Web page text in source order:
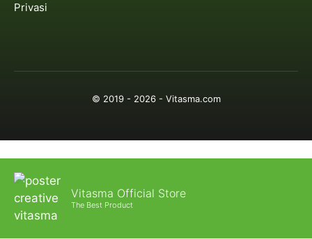
Privasi
© 2019 - 2026 - Vitasma.com
Vitasma Official Store
The Best Product